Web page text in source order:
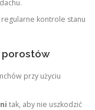
kontrole stanu
porostów
przy użyciu
tak, aby nie uszkodzić